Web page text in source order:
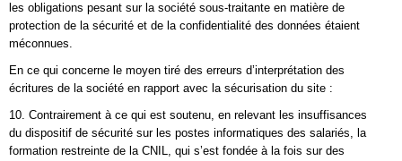
les obligations pesant sur la société sous-traitante en matière de
protection de la sécurité et de la confidentialité des données étaient
méconnues.
En ce qui concerne le moyen tiré des erreurs d’interprétation des
écritures de la société en rapport avec la sécurisation du site :
10. Contrairement à ce qui est soutenu, en relevant les insuffisances
du dispositif de sécurité sur les postes informatiques des salariés, la
formation restreinte de la CNIL, qui s’est fondée à la fois sur des